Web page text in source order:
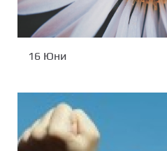
16 Юни